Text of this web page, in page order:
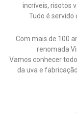
incríveis, risotos
Tudo é servido
Com mais de 100
renomada
Vamos conhecer
da uva e